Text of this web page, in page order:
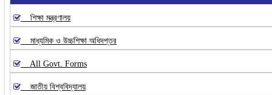
শিক্ষা মন্ত্রণালয়
মাধ্যমিক ও উচ্চশিক্ষা অধিদপ্তর
All Govt. Forms
জাতীয় বিশ্ববিদ্যালয়